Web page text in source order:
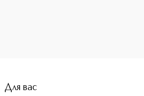
Для вас